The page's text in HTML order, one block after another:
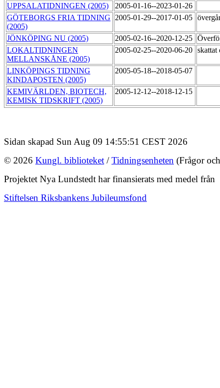
UPPSALATIDNINGEN (2005)
2005-01-16--2023-01-26
GÖTEBORGS FRIA TIDNING
(2005)
2005-01-29--2017-01-05
JÖNKÖPING NU (2005) 2005-02-16--2020-12-25
LOKALTIDNINGEN
MELLANSKÅNE (2005)
2005-02-25--2020-06-20
LINKÖPINGS TIDNING
KINDAPOSTEN (2005)
2005-05-18--2018-05-07
KEMIVÄRLDEN, BIOTECH,
KEMISK TIDSKRIFT (2005)
2005-12-12--2018-12-15
Sidan skapad Sun Aug 09 14:55:51 CEST 2026
© 2026 Kungl. biblioteket /Tidningsenheten (Frågor
Projektet Nya Lundstedt har finansierats med medel från
Stiftelsen Riksbankens Jubileumsfond